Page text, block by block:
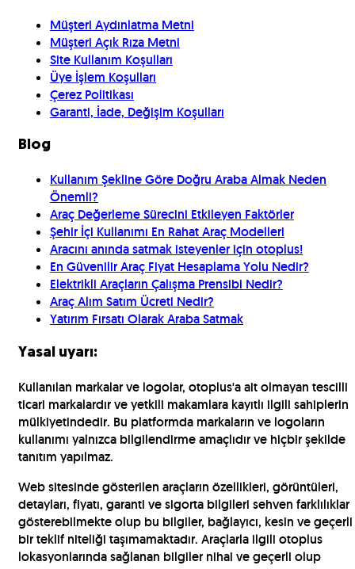
Müşteri Aydınlatma Metni
Müşteri Açık Rıza Metni
Site Kullanım Koşulları
Üye İşlem Koşulları
Çerez Politikası
Garanti, İade, Değişim Koşulları
Blog
Kullanım Şekline Göre Doğru Araba Almak Neden
Önemli?
Araç Değerleme Sürecini Etkileyen Faktörler
Şehir İçi Kullanımı En Rahat Araç Modelleri
Aracını anında satmak isteyenler için otoplus!
En Güvenilir Araç Fiyat Hesaplama Yolu Nedir?
Elektrikli Araçların Çalışma Prensibi Nedir?
Araç Alım Satım Ücreti Nedir?
Yatırım Fırsatı Olarak Araba Satmak
Yasal uyarı:
Kullanılan markalar ve logolar, otoplus'a ait olmayan tescilli
ticari markalardır ve yetkili makamlara kayıtlı ilgili sahiplerin
mülkiyetindedir. Bu platformda markaların ve logoların
kullanımı yalnızca bilgilendirme amaçlıdır ve hiçbir şekilde
tanıtım yapılmaz.
Web sitesinde gösterilen araçların özellikleri, görüntüleri,
detayları, fiyatı, garanti ve sigorta bilgileri sehven farklılıklar
gösterebilmekte olup bu bilgiler, bağlayıcı, kesin ve geçerli
bir teklif niteliği taşımamaktadır. Araçlarla ilgili otoplus
lokasyonlarında sağlanan bilgiler nihai ve geçerli olup